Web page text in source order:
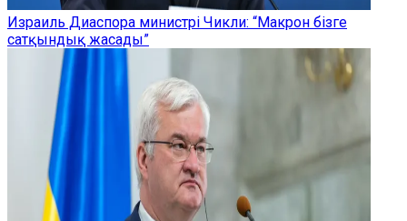
Израиль Диаспора министрі Чикли: “Макрон бізге
сатқындық жасады”